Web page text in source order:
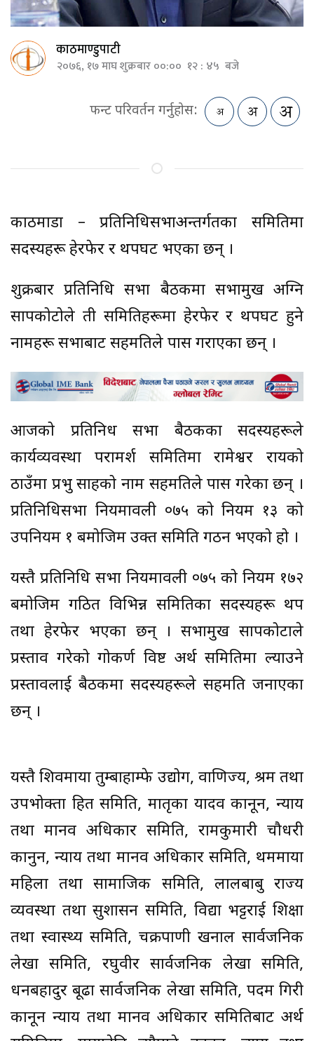
काठमाण्डुपाटी
२०७६, १७ माघ शुक्रबार ००:०० १२ : ४५ बजे
फन्ट परिवर्तन गर्नुहोस:
काठमाडौं – प्रतिनिधिसभाअन्तर्गतका समितिमा
सदस्यहरू हेरफेर र थपघट भएका छन् ।
शुक्रबार प्रतिनिधि सभा बैठकमा सभामुख अग्नि
सापकोटोले ती समितिहरूमा हेरफेर र थपघट हुने
नामहरू सभाबाट सहमतिले पास गराएका छन् ।
आजको प्रतिनिध सभा बैठकका सदस्यहरूले
कार्यव्यवस्था परामर्श समितिमा रामेश्वर रायको
ठाउँमा प्रभु साहको नाम सहमतिले पास गरेका छन् ।
प्रतिनिधिसभा नियमावली ०७५ को नियम १३ को
उपनियम १ बमोजिम उक्त समिति गठन भएको हो ।
यस्तै प्रतिनिधि सभा नियमावली ०७५ को नियम १७२
बमोजिम गठित विभिन्न समितिका सदस्यहरू थप
तथा हेरफेर भएका छन् । सभामुख सापकोटाले
प्रस्ताव गरेको गोकर्ण विष्ट अर्थ समितिमा ल्याउने
प्रस्तावलाई बैठकमा सदस्यहरूले सहमति जनाएका
छन् ।
यस्तै शिवमाया तुम्बाहाम्फे उद्योग, वाणिज्य, श्रम तथा
उपभोक्ता हित समिति, मातृका यादव कानून, न्याय
तथा मानव अधिकार समिति, रामकुमारी चौधरी
कानुन, न्याय तथा मानव अधिकार समिति, थममाया
महिला तथा सामाजिक समिति, लालबाबु राज्य
व्यवस्था तथा सुशासन समिति, विद्या भट्टराई शिक्षा
तथा स्वास्थ्य समिति, चक्रपाणी खनाल सार्वजनिक
लेखा समिति, रघुवीर सार्वजनिक लेखा समिति,
धनबहादुर बूढा सार्वजनिक लेखा समिति, पदम गिरी
कानून न्याय तथा मानव अधिकार समितिबाट अर्थ